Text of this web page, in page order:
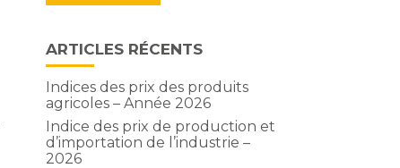
ARTICLES RÉCENTS
Indices des prix des produits
agricoles – Année 2026
Indice des prix de production et
d’importation de l’industrie –
2026